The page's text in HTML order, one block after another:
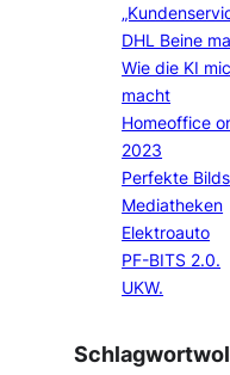
DHL Beine
Wie die KI
macht
Homeoffice
2023
Perfekte
Mediatheken
Elektroauto
PF-BITS 2.0.
UKW.